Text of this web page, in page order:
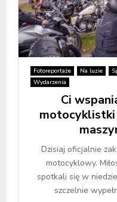
Fotoreportaże Na luzie
Wydarzenia
Ci
motocyklistki
Dzisiaj oficjalnie
motocyklowy.
spotkali się w
szczelnie